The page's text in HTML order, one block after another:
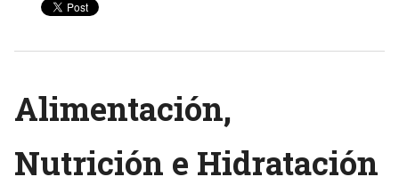
Alimentación,
Nutrición e Hidratación